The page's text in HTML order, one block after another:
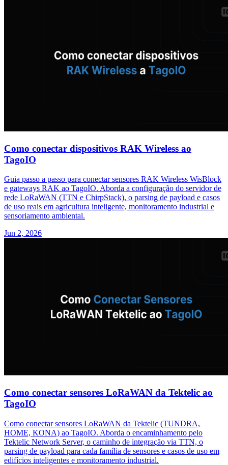
Como conectar dispositivos RAK Wireless ao
TagoIO
Guia passo a passo para conectar sensores RAK Wireless WisBlock
e gateways RAK ao TagoIO. Aborda a configuração do servidor de
rede LoRaWAN (TTN e ChirpStack), o parsing de payload e casos
de uso reais em agricultura inteligente, monitoramento industrial e
sensoriamento ambiental.
Jun 2, 2026
Como conectar sensores LoRaWAN da Tektelic ao
TagoIO
Como conectar sensores LoRaWAN da Tektelic (TUNDRA,
HOME, KONA) ao TagoIO. Aborda o encaminhamento pelo
Tektelic Network Server, o caminho de integração via TTN, o
parsing de payload para cada família de sensores e casos de uso em
edifícios inteligentes e monitoramento industrial.